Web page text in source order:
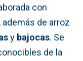
con
, además de arroz
y bajocas. Se
de la